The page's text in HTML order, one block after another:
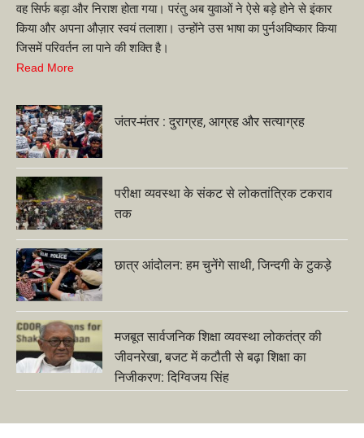
वह सिर्फ बड़ा और निराश होता गया। परंतु अब युवाओं ने ऐसे बड़े होने से इंकार
किया और अपना औज़ार स्वयं तलाशा। उन्होंने उस भाषा का पुर्नअविष्कार किया
जिसमें परिवर्तन ला पाने की शक्ति है।
Read More
जंतर-मंतर : दुराग्रह, आग्रह और सत्याग्रह
परीक्षा व्यवस्था के संकट से लोकतांत्रिक टकराव
तक
छात्र आंदोलन: हम चुनेंगे साथी, जिन्दगी के टुकड़े
मजबूत सार्वजनिक शिक्षा व्यवस्था लोकतंत्र की
जीवनरेखा, बजट में कटौती से बढ़ा शिक्षा का
निजीकरण: दिग्विजय सिंह